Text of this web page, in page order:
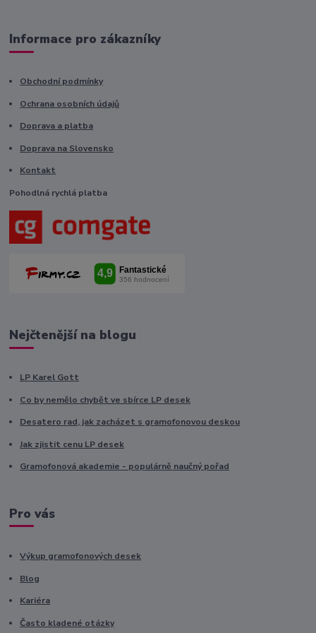
Informace pro zákazníky
Obchodní podmínky
Ochrana osobních údajů
Doprava a platba
Doprava na Slovensko
Kontakt
Pohodlná rychlá platba
Nejčtenější na blogu
LP Karel Gott
Co by nemělo chybět ve sbírce LP desek
Desatero rad, jak zacházet s gramofonovou deskou
Jak zjistit cenu LP desek
Gramofonová akademie - populárně naučný pořad
Pro vás
Výkup gramofonových desek
Blog
Kariéra
Často kladené otázky